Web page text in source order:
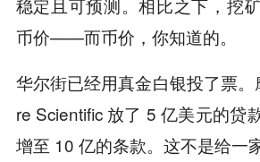
稳定且可预测。相比之下，挖
币价——而币价，你知道的。
华尔街已经用真金白银投了票
re Scientific 放了 5 亿美元的贷
增至 10 亿的条款。这不是给一